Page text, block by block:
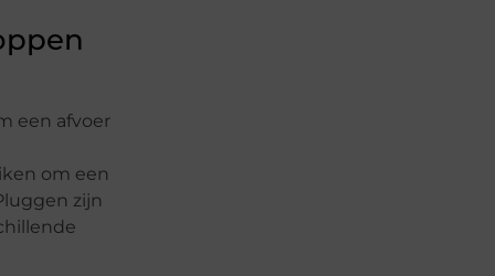
een afvoer
om een
zijn